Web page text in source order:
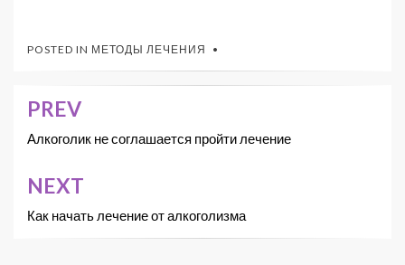
POSTED IN МЕТОДЫ ЛЕЧЕНИЯ
PREV
Алкоголик не соглашается пройти лечение
NEXT
Как начать лечение от алкоголизма